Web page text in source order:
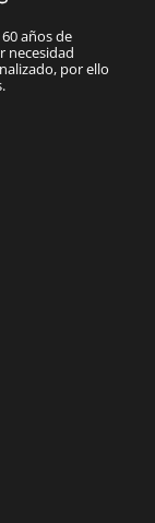
años de
necesidad
por ello